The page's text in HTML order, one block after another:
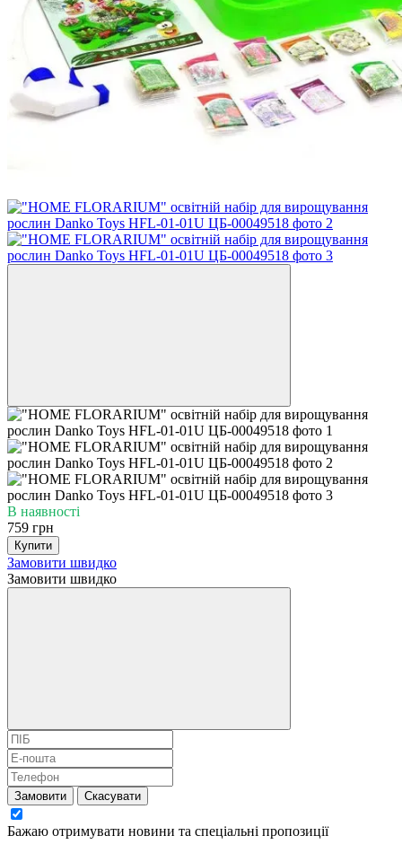
В наявності
759 грн
Купити
Замовити швидко
Замовити швидко
Замовити Скасувати
Бажаю отримувати новини та спеціальні пропозиції